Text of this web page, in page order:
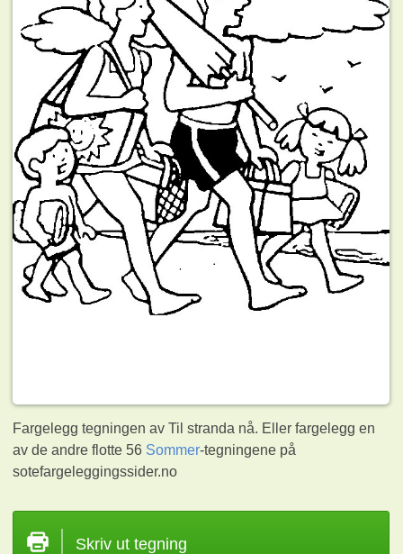
Fargelegg tegningen av Til stranda nå. Eller fargelegg en
av de andre flotte 56 Sommer-tegningene på
sotefargeleggingssider.no
Skriv ut tegning